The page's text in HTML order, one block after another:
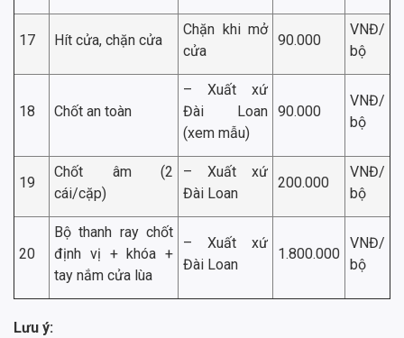
17 Hít cửa, chặn cửa
Chặn khi mở
cửa
90.000
VNĐ/
bộ
18 Chốt an toàn
– Xuất xứ
Đài Loan
(xem mẫu)
90.000
VNĐ/
bộ
19
Chốt âm (2
cái/cặp)
– Xuất xứ
Đài Loan
200.000
VNĐ/
bộ
20
Bộ thanh ray chốt
định vị + khóa +
tay nắm cửa lùa
– Xuất xứ
Đài Loan
1.800.000
VNĐ/
bộ
Lưu ý: